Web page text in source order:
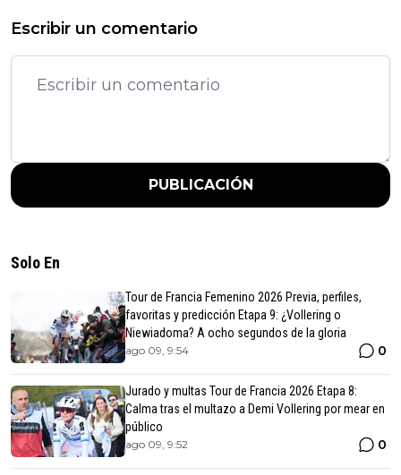
Escribir un comentario
PUBLICACIÓN
Solo En
Tour de Francia Femenino 2026 Previa, perfiles,
favoritas y predicción Etapa 9: ¿Vollering o
Niewiadoma? A ocho segundos de la gloria
ago 09, 9:54 0
Jurado y multas Tour de Francia 2026 Etapa 8:
Calma tras el multazo a Demi Vollering por mear en
público
ago 09, 9:52 0